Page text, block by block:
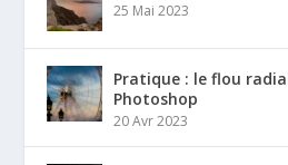
25 Mai 2023
Pratique : le flou
Photoshop
20 Avr 2023